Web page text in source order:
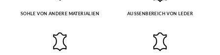
SOHLE VON ANDERE MATERIALIEN AUSSENBEREICH VON LEDER